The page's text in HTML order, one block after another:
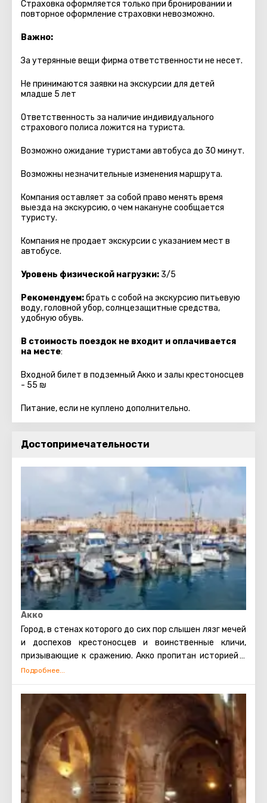
Страховка оформляется только при бронировании и
повторное оформление страховки невозможно.
Важно:
За утерянные вещи фирма ответственности не несет.
Не принимаются заявки на экскурсии для детей
младше 5 лет
Ответственность за наличие индивидуального
страхового полиса ложится на туриста.
Возможно ожидание туристами автобуса до 30 минут.
Возможны незначительные изменения маршрута.
Компания оставляет за собой право менять время
выезда на экскурсию, о чем накануне сообщается
туристу.
Компания не продает экскурсии с указанием мест в
автобуcе.
Уровень физической нагрузки: 3/5
Рекомендуем:брать с собой на экскурсию питьевую
воду, головной убор, солнцезащитные средства,
удобную обувь.
В стоимость поездок не входит и оплачивается
на месте:
Входной билет в подземный Акко и залы крестоносцев
- 55 ₪
Питание, если не куплено дополнительно.
Достопримечательности
Акко
Город, в стенах которого до сих пор слышен лязг мечей
и доспехов крестоносцев и воинственные кличи,
призывающие к сражению. Акко пропитан историей и
время не властно над этим местом, а иногда и вовсе
направлении. Памятники прошлого и настоящего
смешались здесь воедино, но предстали далеко не
архитектурной безвкусицей, наоборот привнесли
особую атмосферу.
Тут и древний порт, и крепости крестоносцев, и
турецкие бани (хамамы), и мечети и даже волшебный
сад, построенный при крестоносцах. И среди всего
исторического разнообразия трудно выделить что-то
одно. Город хранит в себе тайну тамплиеров, он